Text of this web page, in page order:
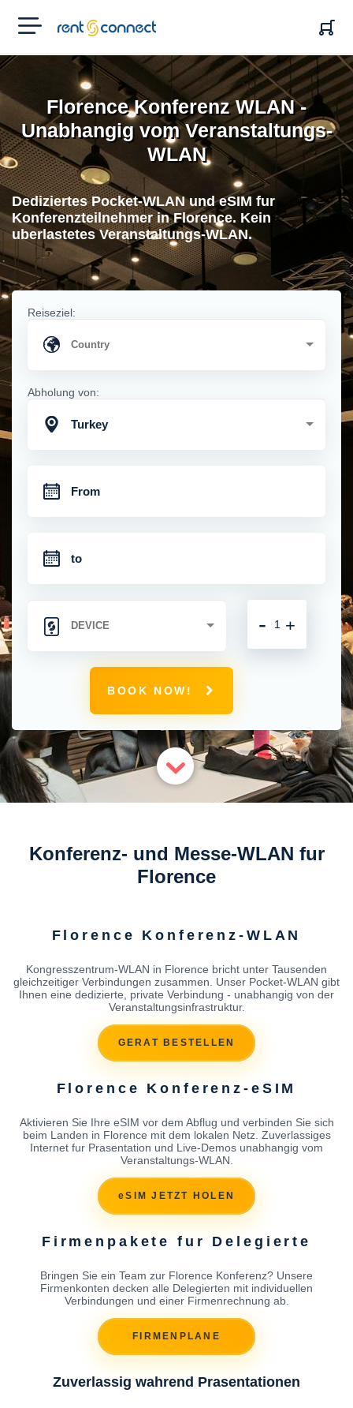
RENT'N
CONNECT
Florence Konferenz WLAN -
Unabhangig vom Veranstaltungs-
WLAN
Dediziertes Pocket-WLAN und eSIM fur
Konferenzteilnehmer in Florence. Kein
uberlastetes Veranstaltungs-WLAN.
Reiseziel:
Abholung von:
Turkey
+
-
BOOK NOW!
Konferenz- und Messe-WLAN fur
Florence
Florence Konferenz-WLAN
Kongresszentrum-WLAN in Florence bricht unter Tausenden
gleichzeitiger Verbindungen zusammen. Unser Pocket-WLAN gibt
Ihnen eine dedizierte, private Verbindung - unabhangig von der
Veranstaltungsinfrastruktur.
GERAT BESTELLEN
Florence Konferenz-eSIM
Aktivieren Sie Ihre eSIM vor dem Abflug und verbinden Sie sich
beim Landen in Florence mit dem lokalen Netz. Zuverlassiges
Internet fur Prasentation und Live-Demos unabhangig vom
Veranstaltungs-WLAN.
eSIM JETZT HOLEN
Firmenpakete fur Delegierte
Bringen Sie ein Team zur Florence Konferenz? Unsere
Firmenkonten decken alle Delegierten mit individuellen
Verbindungen und einer Firmenrechnung ab.
FIRMENPLANE
Zuverlassig wahrend Prasentationen